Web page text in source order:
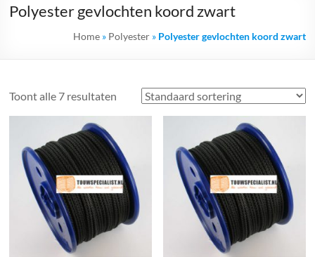
goed
Polyester gevlochten koord zwart
Home» Polyester» Polyester gevlochten koord zwart
Toont alle 7 resultaten